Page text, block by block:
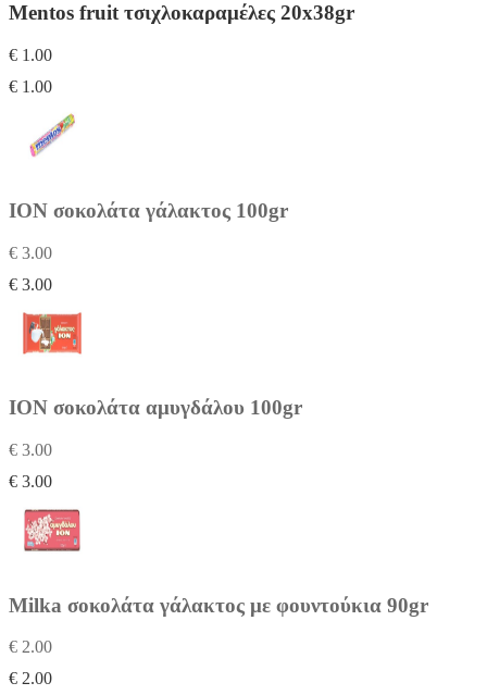
Mentos fruit τσιχλοκαραμέλες 20x38gr
€ 1.00
€ 1.00
IΟΝ σοκολάτα γάλακτος 100gr
€ 3.00
€ 3.00
IΟΝ σοκολάτα αμυγδάλου 100gr
€ 3.00
€ 3.00
Milka σοκολάτα γάλακτος με φουντούκια 90gr
€ 2.00
€ 2.00